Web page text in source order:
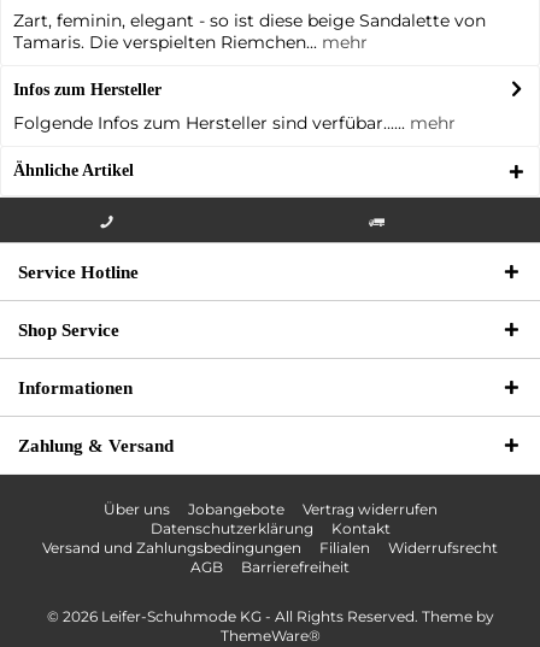
Zart, feminin, elegant - so ist diese beige Sandalette von
Tamaris. Die verspielten Riemchen... mehr
Infos zum Hersteller
Folgende Infos zum Hersteller sind verfübar...... mehr
Ähnliche Artikel
000
Service Hotline
Shop Service
Informationen
Zahlung & Versand
Über uns Jobangebote
Vertrag widerrufen
Datenschutzerklärung
Kontakt
Versand und Zahlungsbedingungen
Filialen
Widerrufsrecht
AGB
Barrierefreiheit
© 2026 Leifer-Schuhmode KG - All Rights Reserved. Theme by
ThemeWare®